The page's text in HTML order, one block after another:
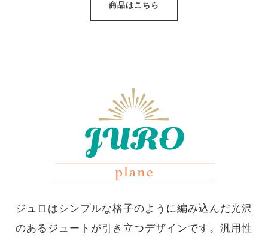
商品はこちら
ジュロはシンプルな格子のように編み込んだ光沢
のあるジュートが引き立つデザインです。汎用性